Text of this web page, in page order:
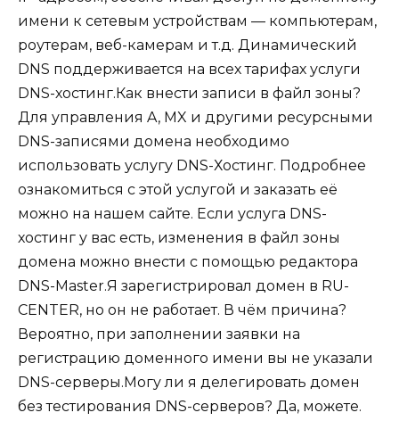
имени к сетевым устройствам — компьютерам,
роутерам, веб-камерам и т.д. Динамический
DNS поддерживается на всех тарифах услуги
DNS-хостинг.Как внести записи в файл зоны?
Для управления A, MX и другими ресурсными
DNS-записями домена необходимо
использовать услугу DNS-Хостинг. Подробнее
ознакомиться с этой услугой и заказать её
можно на нашем сайте. Если услуга DNS-
хостинг у вас есть, изменения в файл зоны
домена можно внести с помощью редактора
DNS-Master.Я зарегистрировал домен в RU-
CENTER, но он не работает. В чём причина?
Вероятно, при заполнении заявки на
регистрацию доменного имени вы не указали
DNS-серверы.Могу ли я делегировать домен
без тестирования DNS-серверов? Да, можете.